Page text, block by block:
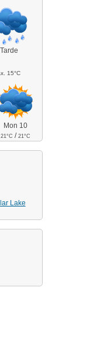
Tarde
15°C
Mon 10
21°C /21°C
Lake